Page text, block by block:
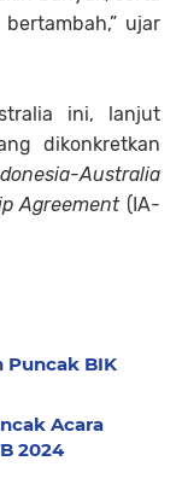
ujar
ini, lanjut
dikonkretkan
Australia
Agreement(IA-
Puncak BIK
Acara
2024